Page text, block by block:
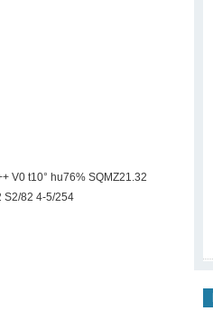
V0 t10° hu76% SQMZ21.32
S2/82 4-5/254